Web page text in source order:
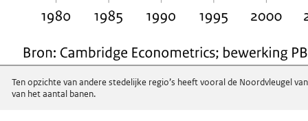
Ten opzichte van andere stedelijke regio’s heeft vooral de Noordvleugel
van het aantal banen.